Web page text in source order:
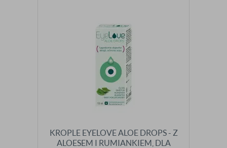
KROPLE EYELOVE ALOE DROPS - Z
ALOESEM I RUMIANKIEM, DLA